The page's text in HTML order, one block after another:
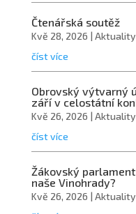
Čtenářská soutěž
Kvě 28, 2026 | Aktuality
číst více
Obrovský výtvarný
září v celostátní
Kvě 26, 2026 | Aktuality
číst více
Žákovský
naše Vinohrady?
Kvě 26, 2026 | Aktuality